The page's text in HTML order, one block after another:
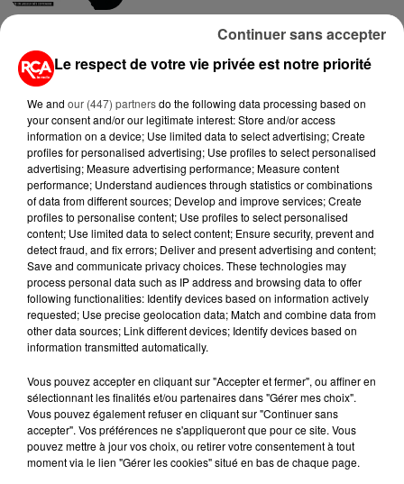
GRANDES MARÉES DE L'ÉTÉ :
SIFFLETS, CIRÉS JAUNES ET
13 juillet 2026
CANICULE ET SÉCHERESSE : LES
APICULTEURS S'INQUIÈTENT
D'UNE RÉCOLTE...
10 juillet 2026
APRÈS LORIENT, C'EST AUX
SABLES-D'OLONNE D'ACCUEILLIR
LE PLUS GRAND...
RETROUVEZ TOUTE L'ACTU DE LA RÉGION ET
RECEVEZ LES ALERTES INFOS DE LA RÉDACTION
EN TÉLÉCHARGEANT L'APPLICATION MOBILE
RCA
Le respect de votre vie privée est notre priorité
We and our (447) partnersdo the following data processing based on
your consent and/or our legitimate interest: Store and/or access
information on a device; Use limited data to select advertising; Create
profiles for personalised advertising; Use profiles to select personalised
advertising; Measure advertising performance; Measure content
performance; Understand audiences through statistics or combinations
of data from different sources; Develop and improve services; Create
profiles to personalise content; Use profiles to select personalised
content; Use limited data to select content; Ensure security, prevent and
detect fraud, and fix errors; Deliver and present advertising and content;
Save and communicate privacy choices. These technologies may
process personal data such as IP address and browsing data to offer
following functionalities: Identify devices based on information actively
requested; Use precise geolocation data; Match and combine data from
other data sources; Link different devices; Identify devices based on
information transmitted automatically.
Vous pouvez accepter en cliquant sur "Accepter et fermer", ou affiner en
sélectionnant les finalités et/ou partenaires dans "Gérer mes choix".
Vous pouvez également refuser en cliquant sur "Continuer sans
accepter". Vos préférences ne s'appliqueront que pour ce site. Vous
pouvez mettre à jour vos choix, ou retirer votre consentement à tout
moment via le lien "Gérer les cookies" situé en bas de chaque page.
Continuer sans accepter